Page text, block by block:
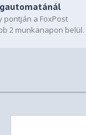
pontján a FoxPost
2 munkanapon belül.